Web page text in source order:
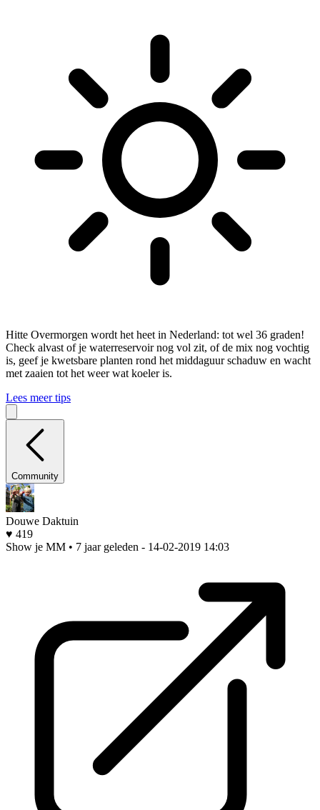
Hitte Overmorgen wordt het heet in Nederland: tot wel 36 graden!
Check alvast of je waterreservoir nog vol zit, of de mix nog vochtig
is, geef je kwetsbare planten rond het middaguur schaduw en wacht
met zaaien tot het weer wat koeler is.
Lees meer tips
Community
Douwe Daktuin
♥ 419
Show je MM • 7 jaar geleden - 14-02-2019 14:03